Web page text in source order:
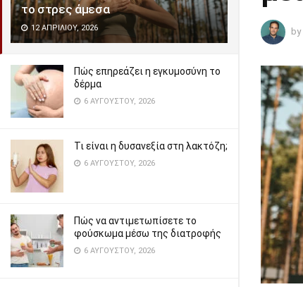
το στρες άμεσα
12 ΑΠΡΙΛΊΟΥ, 2026
Πώς επηρεάζει η εγκυμοσύνη το
δέρμα
6 ΑΥΓΟΎΣΤΟΥ, 2026
Τι είναι η δυσανεξία στη λακτόζη;
6 ΑΥΓΟΎΣΤΟΥ, 2026
Πώς να αντιμετωπίσετε το
φούσκωμα μέσω της διατροφής
6 ΑΥΓΟΎΣΤΟΥ, 2026
by